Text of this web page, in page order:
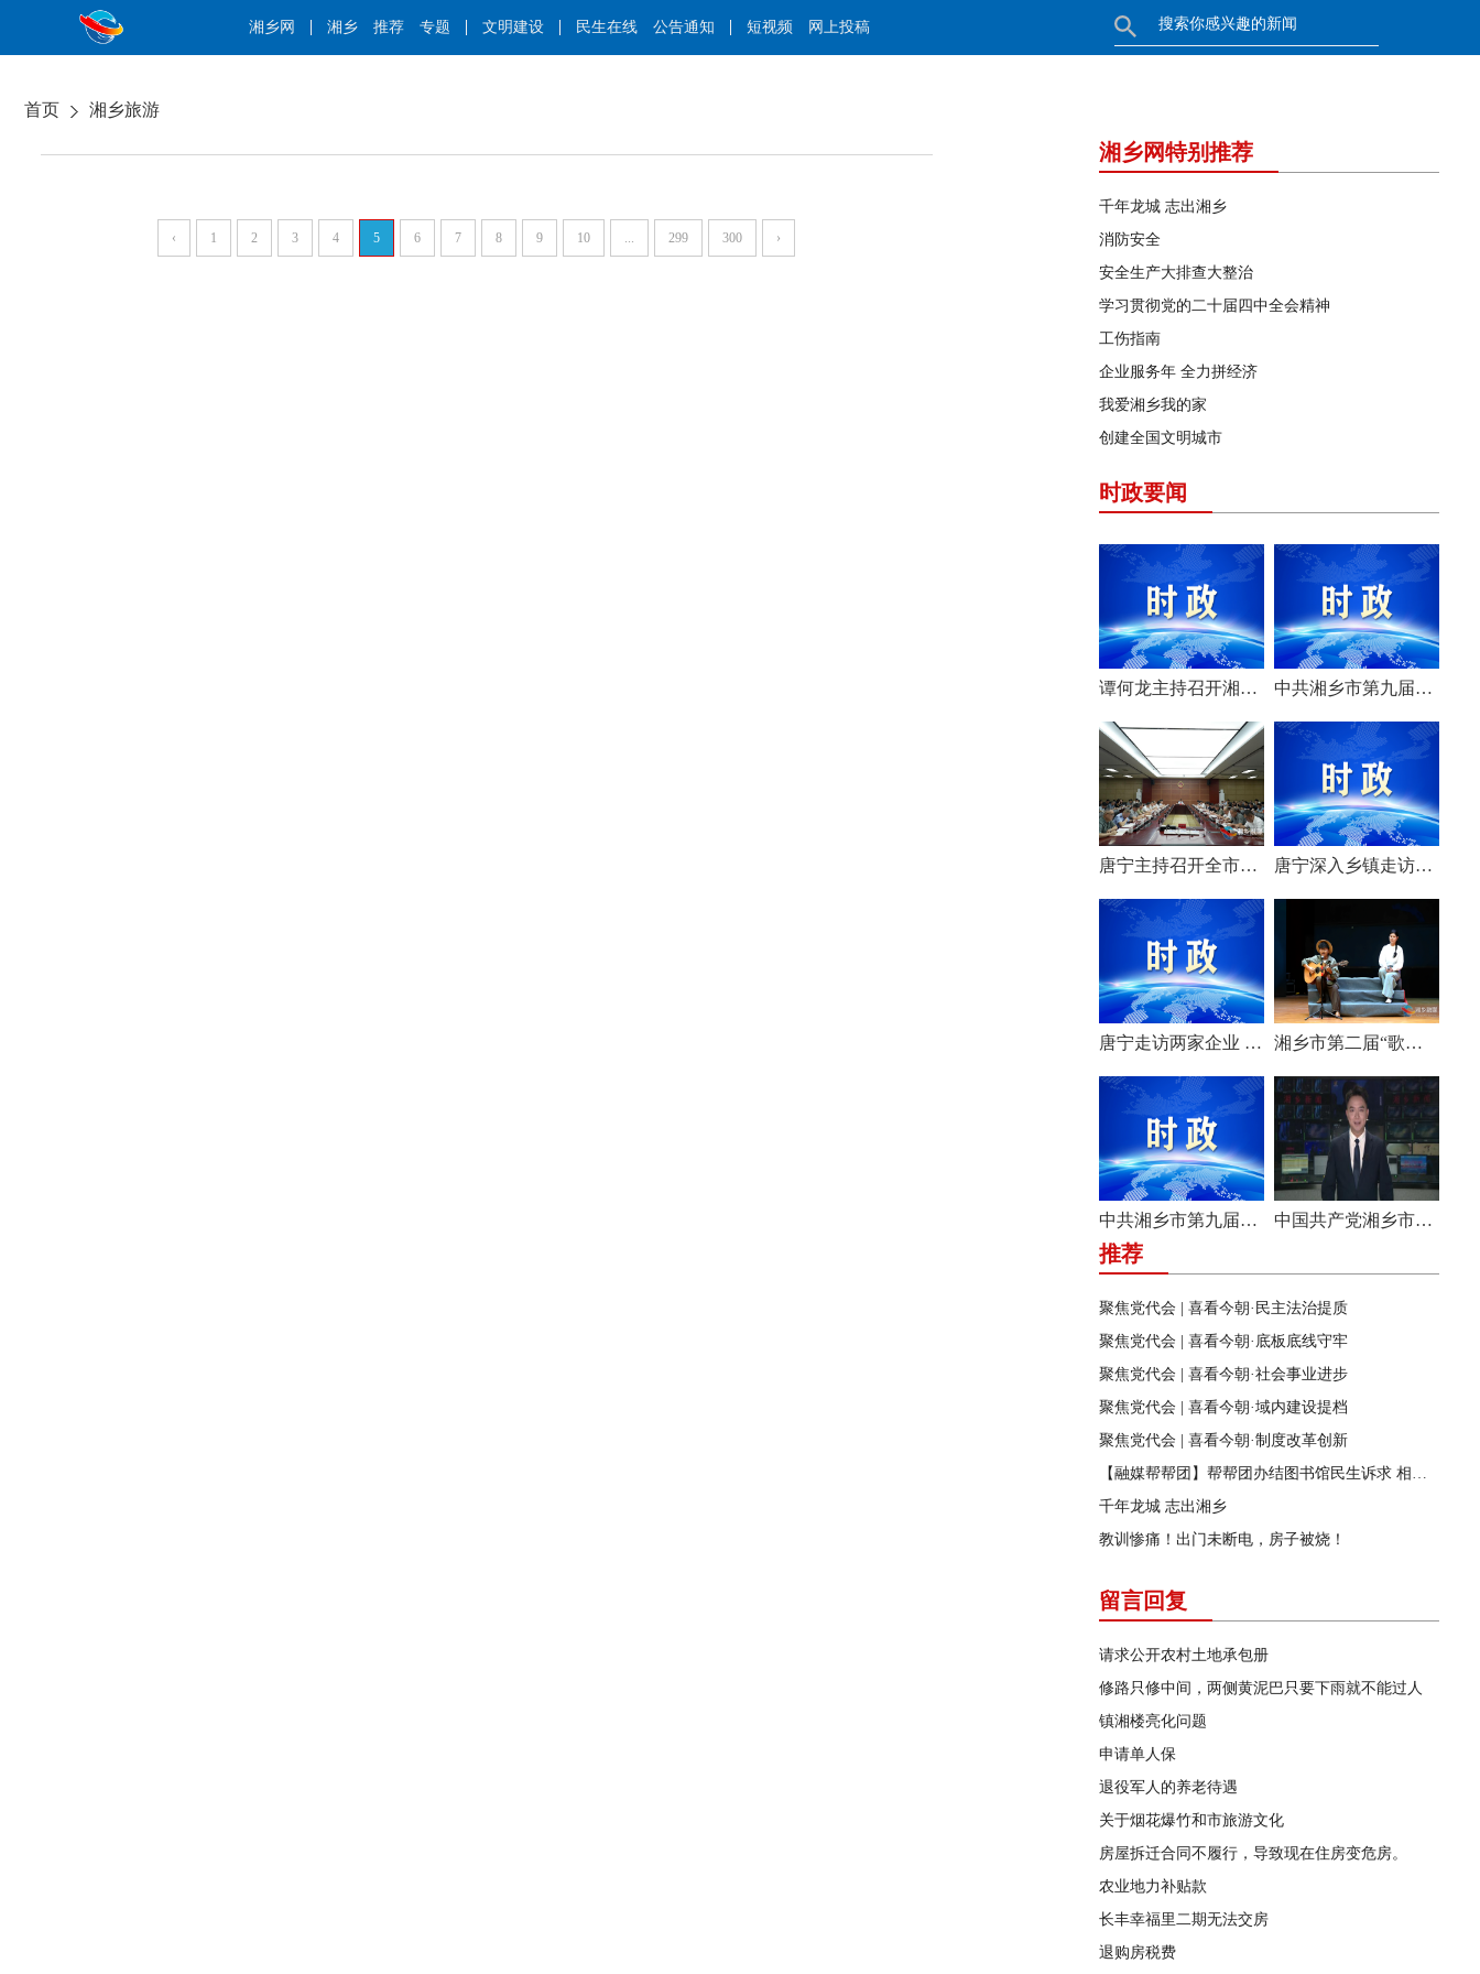
湘乡网 湘乡 推荐 专题 文明建设 民生在线 公告通知 短视频 网上投稿
首页 湘乡旅游
‹ 1 2 3 4 5 6 7 8 9 10 ... 299 300 ›
湘乡网特别推荐
千年龙城 志出湘乡
消防安全
安全生产大排查大整治
学习贯彻党的二十届四中全会精神
工伤指南
企业服务年 全力拼经济
我爱湘乡我的家
创建全国文明城市
时政要闻
谭何龙主持召开湘乡市第九届市委常委会（扩大）会议 中共湘乡市第九届委员会举行第一次全体会议 选举产生新一届市委常委班子
唐宁主持召开全市安全生产工作会议 唐宁深入乡镇走访调研
唐宁走访两家企业 问需问计促发展 湘乡市第二届“歌声飞扬·乐享湘乡”歌唱比赛圆满收官
中共湘乡市第九届纪律检查委员会举行第一次全体会议 中国共产党湘乡市第九次代表大会胜利闭幕
推荐
聚焦党代会 | 喜看今朝·民主法治提质
聚焦党代会 | 喜看今朝·底板底线守牢
聚焦党代会 | 喜看今朝·社会事业进步
聚焦党代会 | 喜看今朝·域内建设提档
聚焦党代会 | 喜看今朝·制度改革创新
【融媒帮帮团】帮帮团办结图书馆民生诉求 相关部门迅速行动 改善市民阅读环境
千年龙城 志出湘乡
教训惨痛！出门未断电，房子被烧！
留言回复
请求公开农村土地承包册
修路只修中间，两侧黄泥巴只要下雨就不能过人
镇湘楼亮化问题
申请单人保
退役军人的养老待遇
关于烟花爆竹和市旅游文化
房屋拆迁合同不履行，导致现在住房变危房。
农业地力补贴款
长丰幸福里二期无法交房
退购房税费